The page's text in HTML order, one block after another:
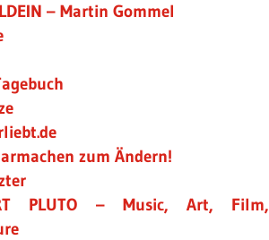
– Martin Gommel
zum Ändern!
PLUTO – Music, Art, Film,